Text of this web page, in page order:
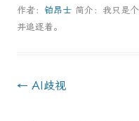
作者： 铂昂士 简介：我只是
并追逐着。
Post
← AI歧视